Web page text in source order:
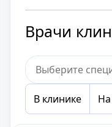
Врачи
Выберите
В клинике